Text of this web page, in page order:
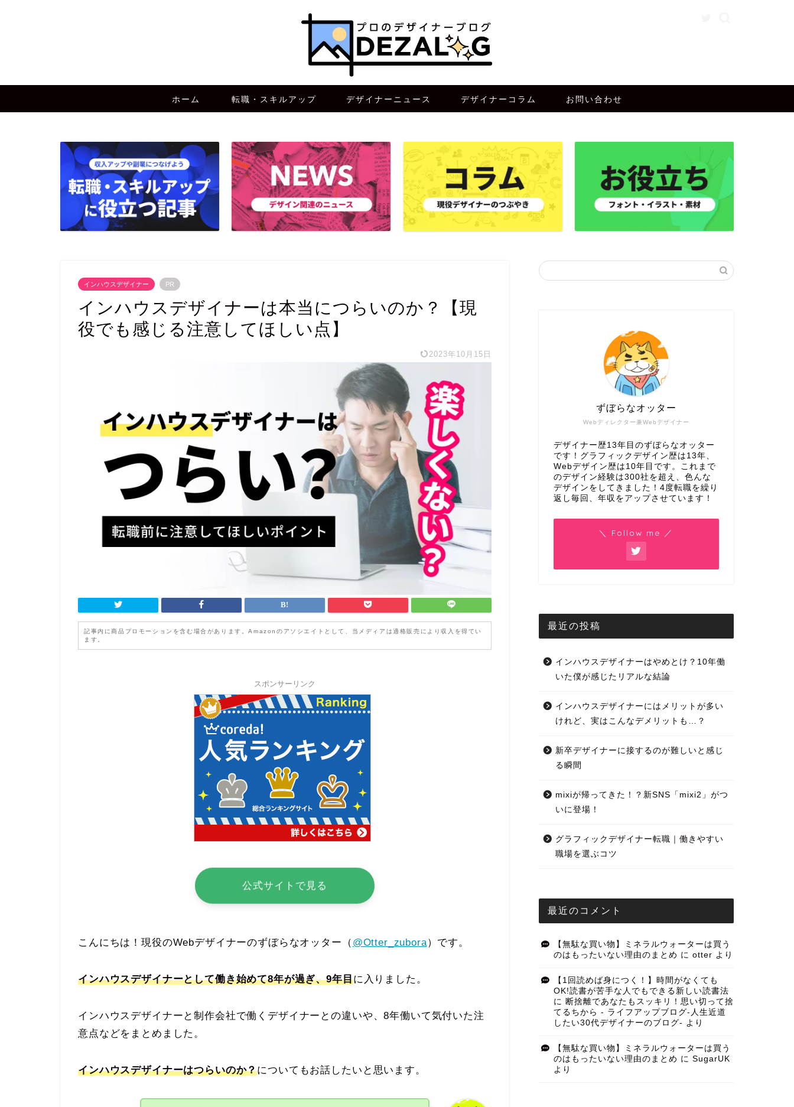
ホーム 転職・スキルアップ デザイナーニュース デザイナーコラム お問い合わせ
インハウスデザイナー PR
インハウスデザイナーは本当につらいのか？【現
役でも感じる注意してほしい点】
2023年10月15日
記事内に商品プロモーションを含む場合があります。Amazonのアソシエイトとして、当メディアは適格販売により収入を得てい
ます。
スポンサーリンク
公式サイトで見る
こんにちは！現役のWebデザイナーのずぼらなオッター（ @Otter_zubora）です。
インハウスデザイナーとして働き始めて8年が過ぎ、9年目に入りました。
インハウスデザイナーと制作会社で働くデザイナーとの違いや、8年働いて気付いた注
意点などをまとめました。
インハウスデザイナーはつらいのか？についてもお話したいと思います。
Webディレクター兼Webデザイナー
ずぼらなオッター
デザイナー歴13年目のずぼらなオッター
です！グラフィックデザイン歴は13年、
Webデザイン歴は10年目です。これまで
のデザイン経験は300社を超え、色んな
デザインをしてきました！4度転職を繰り
返し毎回、年収をアップさせています！
＼ Follow me ／
最近の投稿
インハウスデザイナーはやめとけ？10年働
いた僕が感じたリアルな結論
インハウスデザイナーにはメリットが多い
けれど、実はこんなデメリットも…？
新卒デザイナーに接するのが難しいと感じ
る瞬間
mixiが帰ってきた！？新SNS「mixi2」がつ
いに登場！
グラフィックデザイナー転職｜働きやすい
職場を選ぶコツ
最近のコメント
【無駄な買い物】ミネラルウォーターは買う
のはもったいない理由のまとめ に otter より
【1回読めば身につく！】時間がなくても
OK!読書が苦手な人でもできる新しい読書法
に 断捨離であなたもスッキリ！思い切って捨
てるちから - ライフアップブログ-人生近道
したい30代デザイナーのブログ- より
【無駄な買い物】ミネラルウォーターは買う
のはもったいない理由のまとめ に SugarUK
より